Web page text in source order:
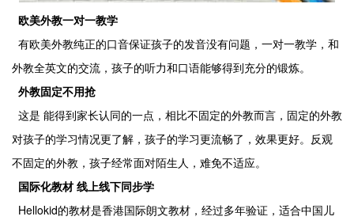
欧美外教一对一教学
有欧美外教纯正的口音保证孩子的发音没有问题，一对一教学，和
外教全英文的交流，孩子的听力和口语能够得到充分的锻炼。
外教固定不用抢
这是 能得到家长认同的一点，相比不固定的外教而言，固定的外教
对孩子的学习情况更了解，孩子的学习更流畅了，效果更好。反观
不固定的外教，孩子经常面对陌生人，难免不适应。
国际化教材 线上线下同步学
Hellokid的教材是香港国际朗文教材，经过多年验证，适合中国儿